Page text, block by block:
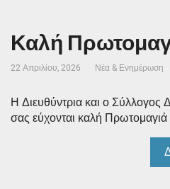
Καλή
22 Απριλίου, 2026 Νέα & Ενημέρωση
Η Διευθύντρια και ο Σύλλογος
σας εύχονται καλή Πρωτομαγιά